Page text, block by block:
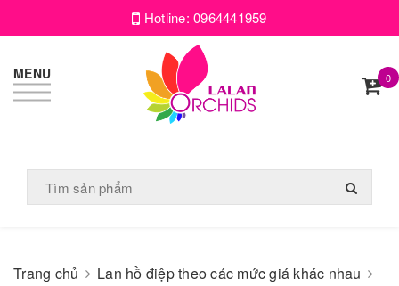
Hotline:0964441959
MENU 0
Trang chủ
Lan hồ điệp theo các mức giá khác nhau